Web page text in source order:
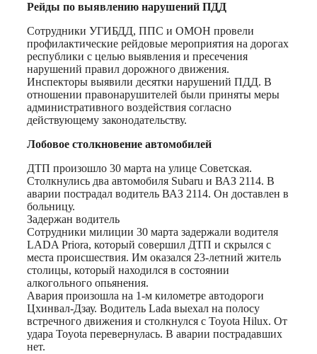
Рейды по выявлению нарушений ПДД
Сотрудники УГИБДД, ППС и ОМОН провели
профилактические рейдовые мероприятия на дорогах
республики с целью выявления и пресечения
нарушений правил дорожного движения.
Инспекторы выявили десятки нарушений ПДД. В
отношении правонарушителей были приняты меры
административного воздействия согласно
действующему законодательству.
Лобовое столкновение автомобилей
ДТП произошло 30 марта на улице Советская.
Столкнулись два автомобиля Subaru и ВАЗ 2114. В
аварии пострадал водитель ВАЗ 2114. Он доставлен в
больницу.
Задержан водитель
Сотрудники милиции 30 марта задержали водителя
LADA Priora, который совершил ДТП и скрылся с
места происшествия. Им оказался 23-летний житель
столицы, который находился в состоянии
алкогольного опьянения.
Авария произошла на 1-м километре автодороги
Цхинвал-Дзау. Водитель Lada выехал на полосу
встречного движения и столкнулся с Toyota Hilux. От
удара Toyota перевернулась. В аварии пострадавших
нет.